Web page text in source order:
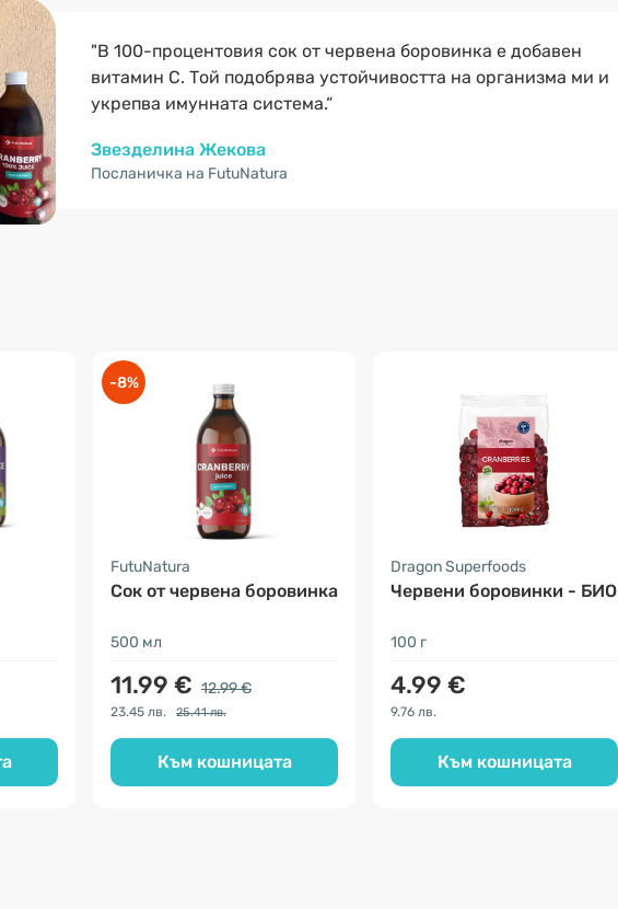
"В 100-процентовия сок от червена боровинка е добавен
витамин С. Той подобрява устойчивостта на организма ми и
укрепва имунната система.“
Звезделина Жекова
Посланичка на FutuNatura
-8%
FutuNatura
Сок от червена боровинка
500 мл
11.99 € 12.99 €
23.45 лв. 25.41 лв.
Към кошницата
Dragon Superfoods
Червени боровинки - БИО
100 г
4.99 €
9.76 лв.
Към кошницата